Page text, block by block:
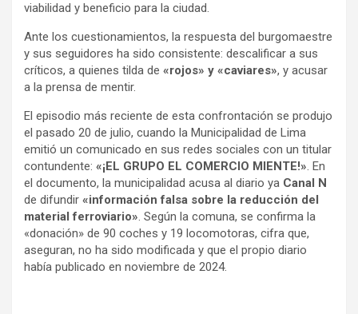
viabilidad y beneficio para la ciudad.
Ante los cuestionamientos, la respuesta del burgomaestre
y sus seguidores ha sido consistente: descalificar a sus
críticos, a quienes tilda de «rojos» y «caviares», y acusar
a la prensa de mentir.
El episodio más reciente de esta confrontación se produjo
el pasado 20 de julio, cuando la Municipalidad de Lima
emitió un comunicado en sus redes sociales con un titular
contundente: «¡EL GRUPO EL COMERCIO MIENTE!». En
el documento, la municipalidad acusa al diario ya Canal N
de difundir «información falsa sobre la reducción del
material ferroviario». Según la comuna, se confirma la
«donación» de 90 coches y 19 locomotoras, cifra que,
aseguran, no ha sido modificada y que el propio diario
había publicado en noviembre de 2024.